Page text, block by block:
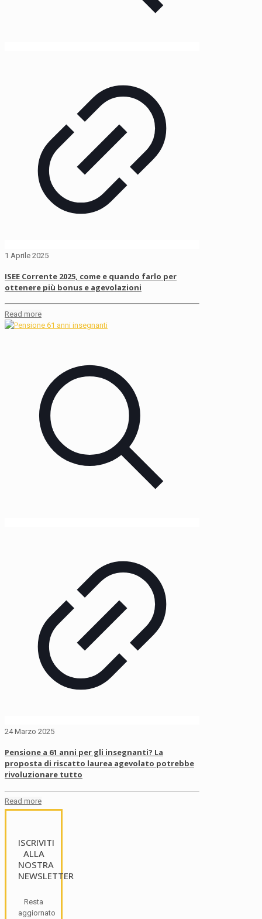
1 Aprile 2025
ISEE Corrente 2025, come e quando farlo per
ottenere più bonus e agevolazioni
Read more
24 Marzo 2025
Pensione a 61 anni per gli insegnanti? La
proposta di riscatto laurea agevolato potrebbe
rivoluzionare tutto
Read more
ISCRIVITI
ALLA
NOSTRA
NEWSLETTER
Resta
aggiornato